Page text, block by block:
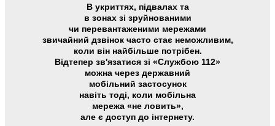
В укриттях, підвалах та
в зонах зі зруйнованими
чи перевантаженими мережами
звичайний дзвінок часто стає неможливим,
коли він найбільше потрібен.
Відтепер зв'язатися зі «Службою 112»
можна через державний
мобільний застосунок
навіть тоді, коли мобільна
мережа «не ловить»,
але є доступ до інтернету.